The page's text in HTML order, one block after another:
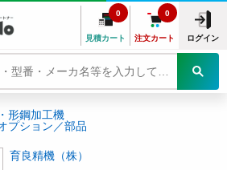
見積カート
0
注文カート
0
ログイン
形鋼加工機
プション／部品
育良精機（株）